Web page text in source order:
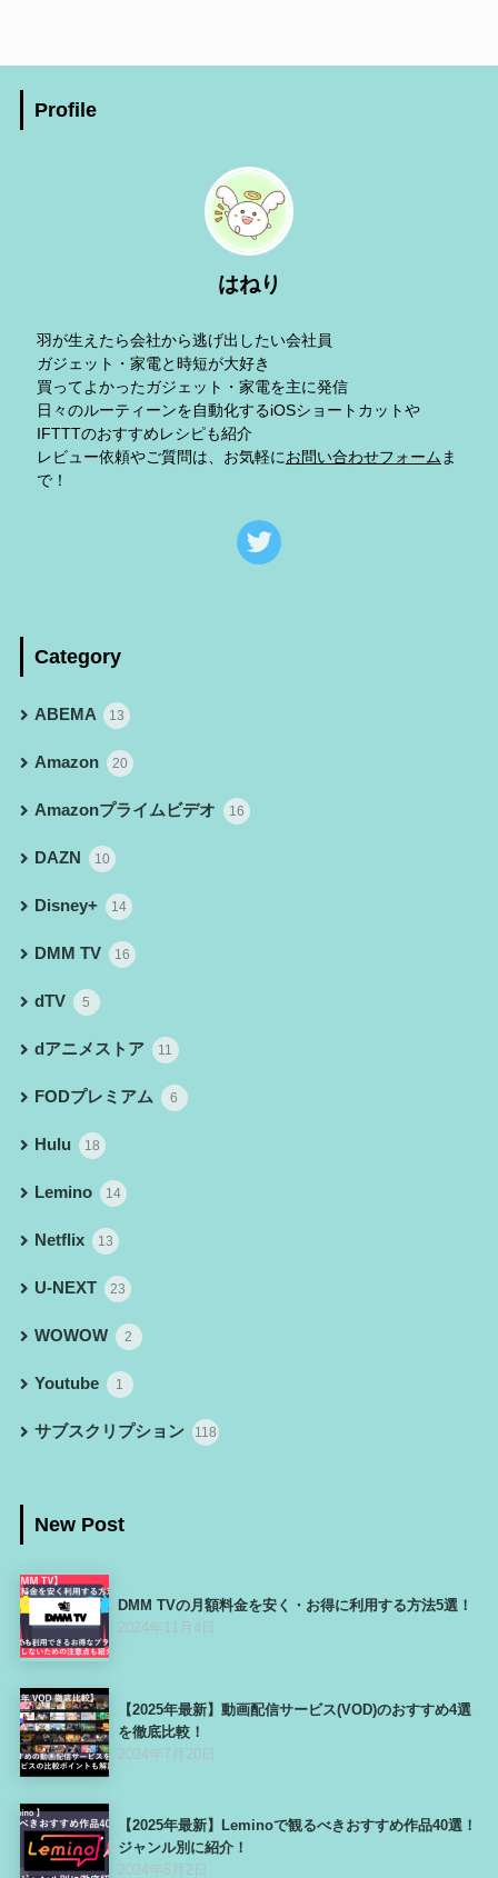
Profile
はねり
羽が生えたら会社から逃げ出したい会社員
ガジェット・家電と時短が大好き
買ってよかったガジェット・家電を主に発信
日々のルーティーンを自動化するiOSショートカットや
IFTTTのおすすめレシピも紹介
レビュー依頼やご質問は、お気軽にお問い合わせフォームま
で！
Category
ABEMA 13
Amazon 20
Amazonプライムビデオ 16
DAZN 10
Disney+ 14
DMM TV 16
dTV 5
dアニメストア 11
FODプレミアム 6
Hulu 18
Lemino 14
Netflix 13
U-NEXT 23
WOWOW 2
Youtube 1
サブスクリプション 118
New Post
DMM TVの月額料金を安く・お得に利用する方法5選！
2024年11月4日
【2025年最新】動画配信サービス(VOD)のおすすめ4選
を徹底比較！
2024年7月20日
【2025年最新】Leminoで観るべきおすすめ作品40選！
ジャンル別に紹介！
2024年5月2日